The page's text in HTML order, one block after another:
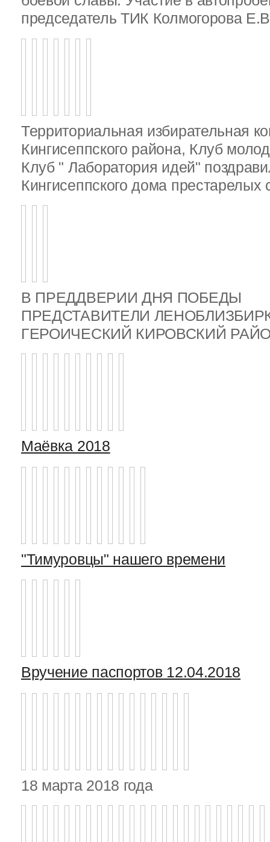
председатель ТИК Колмогорова
Территориальная избирательная
Кингисеппского района, Клуб
Клуб " Лаборатория идей"
Кингисеппского дома
В ПРЕДДВЕРИИ ДНЯ ПОБЕДЫ
ПРЕДСТАВИТЕЛИ
ГЕРОИЧЕСКИЙ КИРОВСКИЙ
Маёвка 2018
"Тимуровцы" нашего времени
Вручение паспортов 12.04.2018
18 марта 2018 года